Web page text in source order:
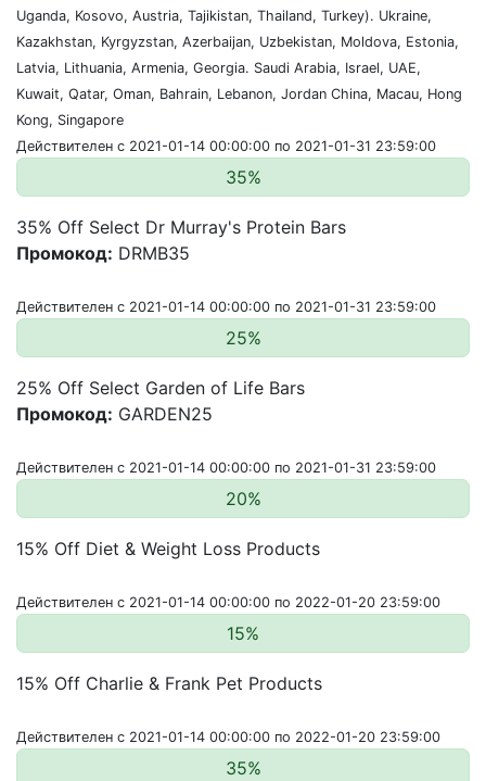
Uganda, Kosovo, Austria, Tajikistan, Thailand, Turkey). Ukraine,
Kazakhstan, Kyrgyzstan, Azerbaijan, Uzbekistan, Moldova, Estonia,
Latvia, Lithuania, Armenia, Georgia. Saudi Arabia, Israel, UAE,
Kuwait, Qatar, Oman, Bahrain, Lebanon, Jordan China, Macau, Hong
Kong, Singapore
Действителен с 2021-01-14 00:00:00 по 2021-01-31 23:59:00
35%
35% Off Select Dr Murray's Protein Bars
Промокод: DRMB35
Действителен с 2021-01-14 00:00:00 по 2021-01-31 23:59:00
25%
25% Off Select Garden of Life Bars
Промокод: GARDEN25
Действителен с 2021-01-14 00:00:00 по 2021-01-31 23:59:00
20%
15% Off Diet & Weight Loss Products
Действителен с 2021-01-14 00:00:00 по 2022-01-20 23:59:00
15%
15% Off Charlie & Frank Pet Products
Действителен с 2021-01-14 00:00:00 по 2022-01-20 23:59:00
35%